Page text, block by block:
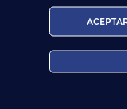
El Aeropuerto de
millones de